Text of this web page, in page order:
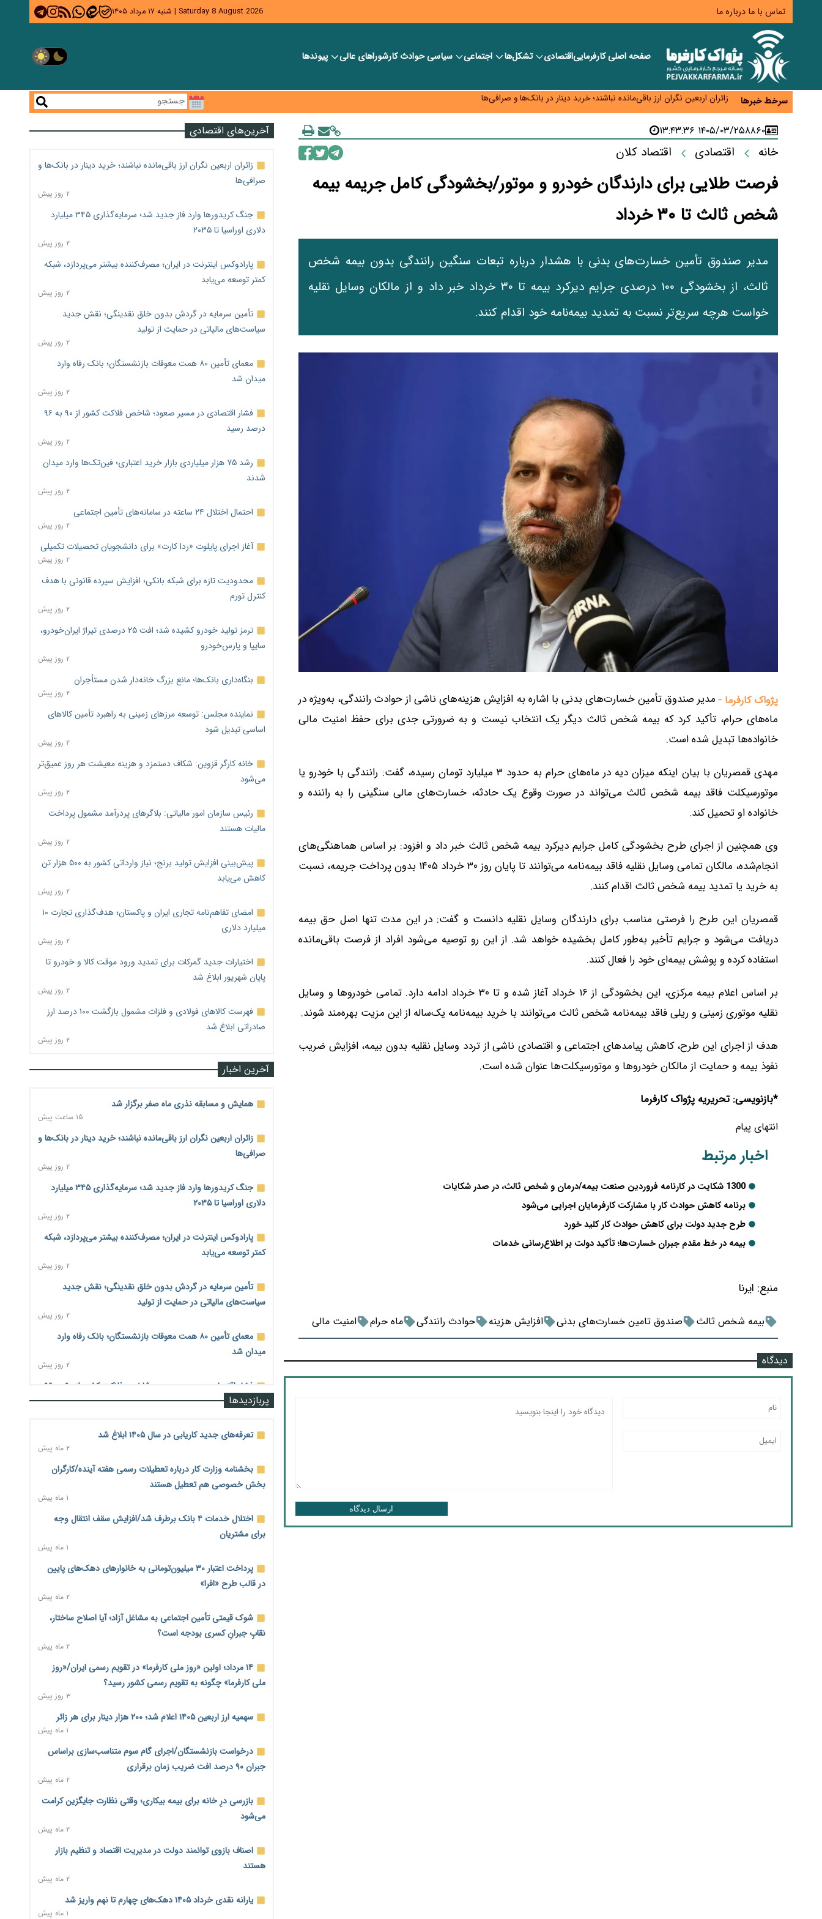
تماس با ما درباره ما Saturday 8 August 2026
| شنبه ۱۷ مرداد ۱۴۰۵
صفحه اصلیکارفرماییاقتصادی تشکل‌ها اجتماعی سیاسیحوادث کارشورا‎های عالی پیوندها
سرخط خبرها
همایش و مسابقه نذری ماه صفر برگزار شد
زائران اربعین نگران ارز باقی‌مانده نباشند؛ خرید دینار در بانک‌ها و صرافی‌ها
جنگ کریدورها وارد فاز جدید شد؛ سرمایه‌گذاری ۳۴۵ میلیارد دلاری اوراسیا تا ۲۰۳۵
پارادوکس اینترنت در ایران؛ مصرف‌کننده بیشتر می‌پردازد، شبکه کمتر توسعه می‌یابد
تأمین سرمایه در گردش بدون خلق نقدینگی؛ نقش جدید سیاست‌های مالیاتی در حمایت از تولید
۸۸۶۰۱۴۰۵/۰۳/۲۵ ۱۳:۴۳:۳۶
خانه اقتصادی اقتصاد کلان
فرصت طلایی برای دارندگان خودرو و موتور/بخشودگی کامل جریمه بیمه
شخص ثالث تا ۳۰ خرداد
مدیر صندوق تأمین خسارت‌های بدنی با هشدار درباره تبعات سنگین رانندگی بدون بیمه شخص
ثالث، از بخشودگی ۱۰۰ درصدی جرایم دیرکرد بیمه تا ۳۰ خرداد خبر داد و از مالکان وسایل نقلیه
خواست هرچه سریع‌تر نسبت به تمدید بیمه‌نامه خود اقدام کنند.
پژواک کارفرما - مدیر صندوق تأمین خسارت‌های بدنی با اشاره به افزایش هزینه‌های ناشی از حوادث رانندگی، به‌ویژه در
ماه‌های حرام، تأکید کرد که بیمه شخص ثالث دیگر یک انتخاب نیست و به ضرورتی جدی برای حفظ امنیت مالی
خانواده‌ها تبدیل شده است.
مهدی قمصریان با بیان اینکه میزان دیه در ماه‌های حرام به حدود ۳ میلیارد تومان رسیده، گفت: رانندگی با خودرو یا
موتورسیکلت فاقد بیمه شخص ثالث می‌تواند در صورت وقوع یک حادثه، خسارت‌های مالی سنگینی را به راننده و
خانواده او تحمیل کند.
وی همچنین از اجرای طرح بخشودگی کامل جرایم دیرکرد بیمه شخص ثالث خبر داد و افزود: بر اساس هماهنگی‌های
انجام‌شده، مالکان تمامی وسایل نقلیه فاقد بیمه‌نامه می‌توانند تا پایان روز ۳۰ خرداد ۱۴۰۵ بدون پرداخت جریمه، نسبت
به خرید یا تمدید بیمه شخص ثالث اقدام کنند.
قمصریان این طرح را فرصتی مناسب برای دارندگان وسایل نقلیه دانست و گفت: در این مدت تنها اصل حق بیمه
دریافت می‌شود و جرایم تأخیر به‌طور کامل بخشیده خواهد شد. از این رو توصیه می‌شود افراد از فرصت باقی‌مانده
استفاده کرده و پوشش بیمه‌ای خود را فعال کنند.
بر اساس اعلام بیمه مرکزی، این بخشودگی از ۱۶ خرداد آغاز شده و تا ۳۰ خرداد ادامه دارد. تمامی خودروها و وسایل
نقلیه موتوری زمینی و ریلی فاقد بیمه‌نامه شخص ثالث می‌توانند با خرید بیمه‌نامه یک‌ساله از این مزیت بهره‌مند شوند.
هدف از اجرای این طرح، کاهش پیامدهای اجتماعی و اقتصادی ناشی از تردد وسایل نقلیه بدون بیمه، افزایش ضریب
نفوذ بیمه و حمایت از مالکان خودروها و موتورسیکلت‌ها عنوان شده است.
*بازنویسی: تحریریه پژواک کارفرما
انتهای پیام
اخبار مرتبط
1300 شکایت در کارنامه فروردین صنعت بیمه/درمان و شخص ثالث، در صدر شکایات
برنامه کاهش حوادث کار با مشارکت کارفرمایان اجرایی می‌شود
طرح جدید دولت برای کاهش حوادث کار کلید خورد
بیمه در خط مقدم جبران خسارت‌ها؛ تأکید دولت بر اطلاع‌رسانی خدمات
منبع: ایرنا
بیمه شخص ثالث صندوق تامین خسارت‌های بدنی افزایش هزینه حوادث رانندگی ماه حرام امنیت مالی
دیدگاه
ارسال دیدگاه
آخرین‌های اقتصادی
زائران اربعین نگران ارز باقی‌مانده نباشند؛ خرید دینار در بانک‌ها و
صرافی‌ها
۲ روز پیش
جنگ کریدورها وارد فاز جدید شد؛ سرمایه‌گذاری ۳۴۵ میلیارد
دلاری اوراسیا تا ۲۰۳۵
۲ روز پیش
پارادوکس اینترنت در ایران؛ مصرف‌کننده بیشتر می‌پردازد، شبکه
کمتر توسعه می‌یابد
۲ روز پیش
تأمین سرمایه در گردش بدون خلق نقدینگی؛ نقش جدید
سیاست‌های مالیاتی در حمایت از تولید
۲ روز پیش
معمای تأمین ۸۰ همت معوقات بازنشستگان؛ بانک رفاه وارد
میدان شد
۲ روز پیش
فشار اقتصادی در مسیر صعود؛ شاخص فلاکت کشور از ۹۰ به ۹۶
درصد رسید
۲ روز پیش
رشد ۷۵ هزار میلیاردی بازار خرید اعتباری؛ فین‌تک‌ها وارد میدان
شدند
۲ روز پیش
احتمال اختلال ۲۴ ساعته در سامانه‌های تأمین اجتماعی
۲ روز پیش
آغاز اجرای پایلوت «ردا کارت» برای دانشجویان تحصیلات تکمیلی
۲ روز پیش
محدودیت تازه برای شبکه بانکی؛ افزایش سپرده قانونی با هدف
کنترل تورم
۲ روز پیش
ترمز تولید خودرو کشیده شد؛ افت ۲۵ درصدی تیراژ ایران‌خودرو،
سایپا و پارس‌خودرو
۲ روز پیش
بنگاه‌داری بانک‌ها؛ مانع بزرگ خانه‌دار شدن مستأجران
۲ روز پیش
نماینده مجلس: توسعه مرزهای زمینی به راهبرد تأمین کالاهای
اساسی تبدیل شود
۲ روز پیش
خانه کارگر قزوین: شکاف دستمزد و هزینه معیشت هر روز عمیق‌تر
می‌شود
۲ روز پیش
رئیس سازمان امور مالیاتی: بلاگرهای پردرآمد مشمول پرداخت
مالیات هستند
۲ روز پیش
پیش‌بینی افزایش تولید برنج؛ نیاز وارداتی کشور به ۵۰۰ هزار تن
کاهش می‌یابد
۲ روز پیش
امضای تفاهم‌نامه تجاری ایران و پاکستان؛ هدف‌گذاری تجارت ۱۰
میلیارد دلاری
۲ روز پیش
اختیارات جدید گمرکات برای تمدید ورود موقت کالا و خودرو تا
پایان شهریور ابلاغ شد
۲ روز پیش
فهرست کالاهای فولادی و فلزات مشمول بازگشت ۱۰۰ درصد ارز
صادراتی ابلاغ شد
۲ روز پیش
آخرین اخبار
همایش و مسابقه نذری ماه صفر برگزار شد
۱۵ ساعت پیش
زائران اربعین نگران ارز باقی‌مانده نباشند؛ خرید دینار در بانک‌ها و
صرافی‌ها
۲ روز پیش
جنگ کریدورها وارد فاز جدید شد؛ سرمایه‌گذاری ۳۴۵ میلیارد
دلاری اوراسیا تا ۲۰۳۵
۲ روز پیش
پارادوکس اینترنت در ایران؛ مصرف‌کننده بیشتر می‌پردازد، شبکه
کمتر توسعه می‌یابد
۲ روز پیش
تأمین سرمایه در گردش بدون خلق نقدینگی؛ نقش جدید
سیاست‌های مالیاتی در حمایت از تولید
۲ روز پیش
معمای تأمین ۸۰ همت معوقات بازنشستگان؛ بانک رفاه وارد
میدان شد
۲ روز پیش
فشار اقتصادی در مسیر صعود؛ شاخص فلاکت کشور از ۹۰ به ۹۶
درصد رسید
رشد ۷۵ هزار میلیاردی بازار خرید اعتباری؛ فین‌تک‌ها وارد میدان
۲ روز پیش
احتمال اختلال ۲۴ ساعته در سامانه‌های تأمین اجتماعی
۲ روز پیش
آغاز اجرای پایلوت «ردا کارت» برای دانشجویان تحصیلات تکمیلی
محدودیت تازه برای شبکه بانکی؛ افزایش سپرده قانونی با هدف
کنترل تورم
ترمز تولید خودرو کشیده شد؛ افت ۲۵ درصدی تیراژ ایران‌خودرو،
سایپا و پارس‌خودرو
۲ روز پیش
نماینده مجلس: توسعه مرزهای زمینی به راهبرد تأمین کالاهای
۲ روز پیش
خانه کارگر قزوین: شکاف دستمزد و هزینه معیشت هر روز عمیق‌تر
می‌شود
رئیس سازمان امور مالیاتی: بلاگرهای پردرآمد مشمول پرداخت
مالیات هستند
پیش‌بینی افزایش تولید برنج؛ نیاز وارداتی کشور به ۵۰۰ هزار تن
کاهش می‌یابد
امضای تفاهم‌نامه تجاری ایران و پاکستان؛ هدف‌گذاری تجارت ۱۰
میلیارد دلاری
۲ روز پیش
پربازدیدها
تعرفه‌های جدید کاریابی در سال ۱۴۰۵ ابلاغ شد
۲ ماه پیش
بخشنامه وزارت کار درباره تعطیلات رسمی هفته آینده/کارگران
بخش خصوصی هم تعطیل هستند
۱ ماه پیش
اختلال خدمات ۴ بانک برطرف شد/افزایش سقف انتقال وجه
برای مشتریان
۱ ماه پیش
پرداخت اعتبار ۳۰ میلیون‌تومانی به خانوارهای دهک‌های پایین
در قالب طرح «افرا»
۲ ماه پیش
شوک قیمتی تأمین اجتماعی به مشاغل آزاد؛ آیا اصلاح ساختار،
نقابِ جبرانِ کسری بودجه است؟
۲ ماه پیش
۱۴ مرداد؛ اولین «روز ملی کارفرما» در تقویم رسمی ایران/«روز
ملی کارفرما» چگونه به تقویم رسمی کشور رسید؟
۳ روز پیش
سهمیه ارز اربعین ۱۴۰۵ اعلام شد؛ ۲۰۰ هزار دینار برای هر زائر
۱ ماه پیش
درخواست بازنشستگان/اجرای گام سوم متناسب‌سازی براساس
جبران ۹۰ درصد افت ضریب زمان برقراری
۲ ماه پیش
بازرسی درِ خانه برای بیمه بیکاری؛ وقتی نظارت جایگزین کرامت
می‌شود
۲ ماه پیش
اصناف بازوی توانمند دولت در مدیریت اقتصاد و تنظیم بازار
هستند
۲ ماه پیش
یارانه نقدی خرداد ۱۴۰۵ دهک‌های چهارم تا نهم واریز شد
۱ ماه پیش